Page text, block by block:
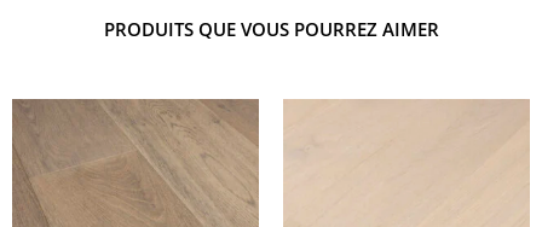
PRODUITS QUE VOUS POURREZ AIMER